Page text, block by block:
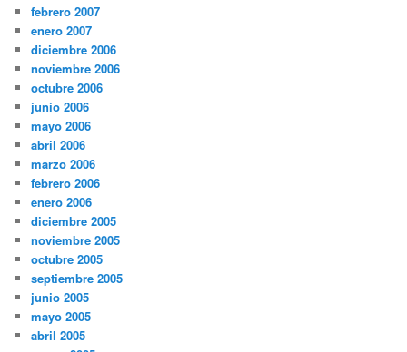
febrero 2007
enero 2007
diciembre 2006
noviembre 2006
octubre 2006
junio 2006
mayo 2006
abril 2006
marzo 2006
febrero 2006
enero 2006
diciembre 2005
noviembre 2005
octubre 2005
septiembre 2005
junio 2005
mayo 2005
abril 2005